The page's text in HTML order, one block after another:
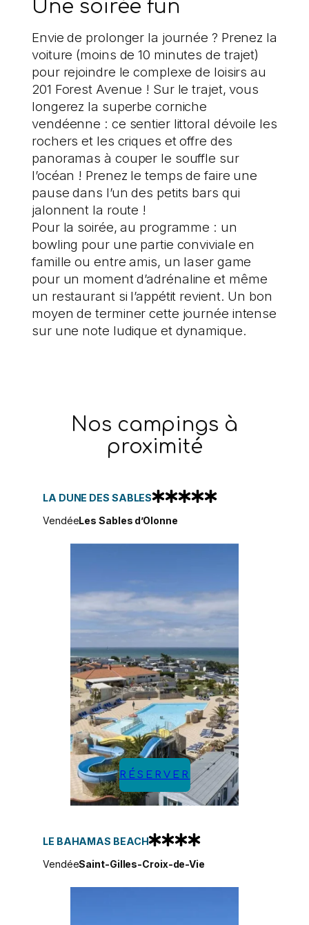
Une soirée fun
Envie de prolonger la journée ? Prenez la
voiture (moins de 10 minutes de trajet)
pour rejoindre le complexe de loisirs au
201 Forest Avenue ! Sur le trajet, vous
longerez la superbe corniche
vendéenne : ce sentier littoral dévoile les
rochers et les criques et offre des
panoramas à couper le souffle sur
l’océan ! Prenez le temps de faire une
pause dans l’un des petits bars qui
jalonnent la route !
Pour la soirée, au programme : un
bowling pour une partie conviviale en
famille ou entre amis, un laser game
pour un moment d’adrénaline et même
un restaurant si l’appétit revient. Un bon
moyen de terminer cette journée intense
sur une note ludique et dynamique.
Nos campings à
proximité
LA DUNE DES SABLES
VendéeLes Sables d’Olonne
RÉSERVER
LE BAHAMAS BEACH
VendéeSaint-Gilles-Croix-de-Vie